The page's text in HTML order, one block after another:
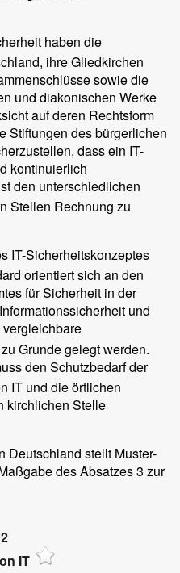
haben die
ihre Gliedkirchen
sowie die
und diakonischen Werke
auf deren Rechtsform
Stiftungen des bürgerlichen
dass ein IT-
kontinuierlich
den unterschiedlichen
Stellen Rechnung zu
IT-Sicherheitskonzeptes
orientiert sich an den
für Sicherheit in der
und
Grunde gelegt werden.
den Schutzbedarf der
IT und die örtlichen
kirchlichen Stelle
Deutschland stellt Muster-
des Absatzes 3 zur
IT